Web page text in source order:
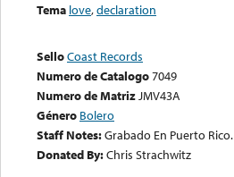
Tema love,declaration
SelloCoast Records
Numero de Catalogo7049
Numero de MatrizJMV43A
Género Bolero
Staff Notes:Grabado En Puerto Rico.
Donated By:Chris Strachwitz